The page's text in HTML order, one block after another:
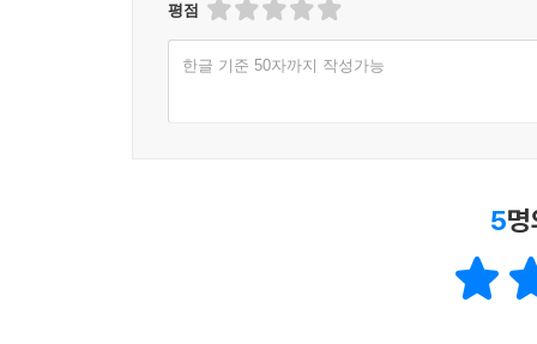
평점
한글 기준 50자까지 작성가능
5